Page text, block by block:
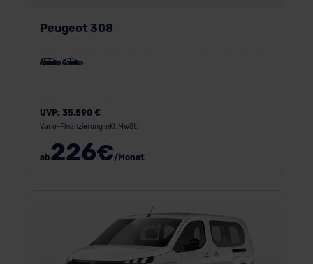
Peugeot 308
UVP: 35.590 €
Vario-Finanzierung inkl. MwSt.
ab226€/Monat